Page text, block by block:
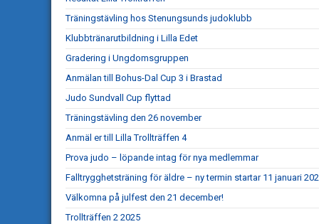
Träningstävling hos Stenungsunds judoklubb
Klubbtränarutbildning i Lilla Edet
Gradering i Ungdomsgruppen
Anmälan till Bohus-Dal Cup 3 i Brastad
Judo Sundvall Cup flyttad
Träningstävling den 26 november
Anmäl er till Lilla Trollträffen 4
Prova judo – löpande intag för nya medlemmar
Falltrygghetsträning för äldre – ny termin startar 11 januari
Välkomna på julfest den 21 december!
Trollträffen 2 2025